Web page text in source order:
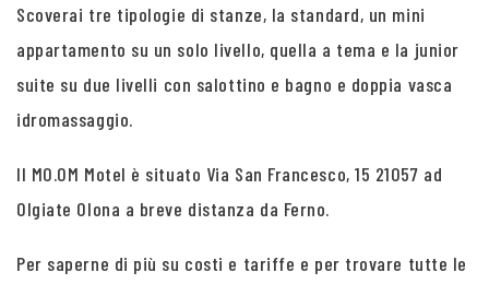
Scoverai tre tipologie di stanze, la standard, un mini
appartamento su un solo livello, quella a tema e la junior
suite su due livelli con salottino e bagno e doppia vasca
idromassaggio.
Il MO.OM Motel è situato Via San Francesco, 15 21057 ad
Olgiate Olona a breve distanza da Ferno.
Per saperne di più su costi e tariffe e per trovare tutte le